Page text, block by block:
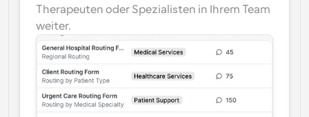
Therapeuten oder Spezialisten in Ihrem Team
weiter.